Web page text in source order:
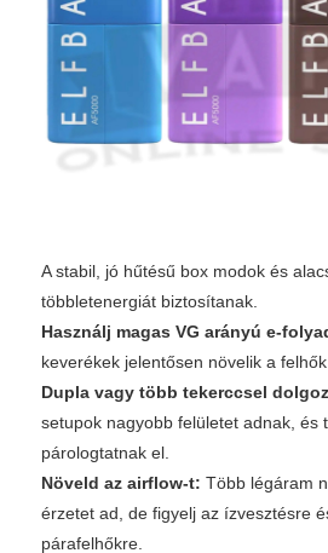
A stabil, jó hűtésű box modok és
többletenergiát biztosítanak.
Használj magas VG arányú e-
keverékek jelentősen növelik a
Dupla vagy több tekerccsel
setupok nagyobb felületet adnak, és
párologtatnak el.
Növeld az airflow-t: Több légáram
érzetet ad, de figyelj az ízvesztésre
párafelhőkre.